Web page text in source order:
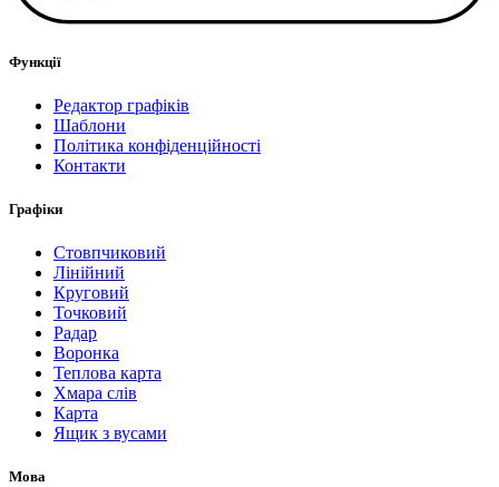
Функції
Редактор графіків
Шаблони
Політика конфіденційності
Контакти
Графіки
Стовпчиковий
Лінійний
Круговий
Точковий
Радар
Воронка
Теплова карта
Хмара слів
Карта
Ящик з вусами
Мова